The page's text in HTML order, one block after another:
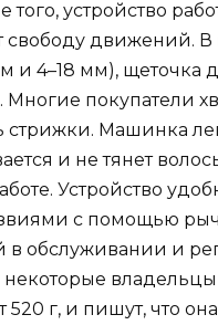
устройство
свободу движений.
и 4–18 мм), щеточка
покупатели
стрижки. Машинка
и не тянет
Устройство
с помощью
обслуживании и
г, и пишут, что